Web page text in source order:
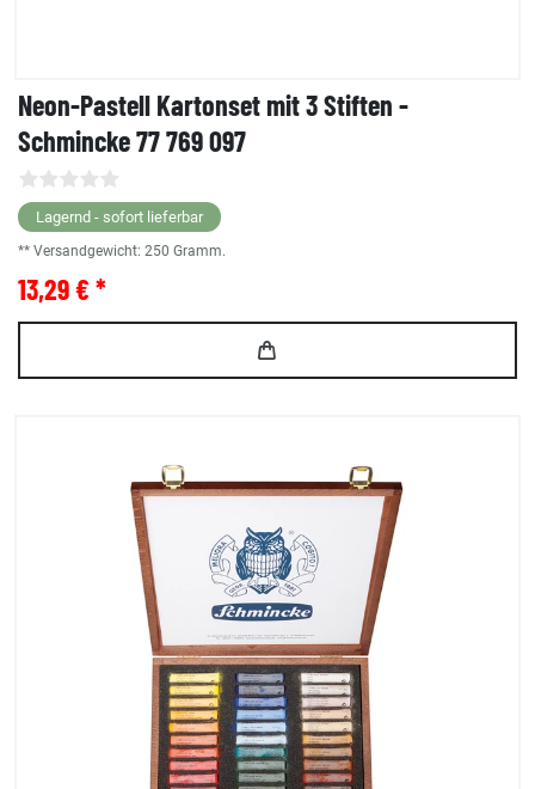
Neon-Pastell Kartonset mit 3 Stiften -
Schmincke 77 769 097
Lagernd - sofort lieferbar
** Versandgewicht: 250 Gramm.
13,29 € *